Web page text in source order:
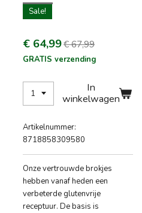
Sale!
€ 64,99€ 67,99
GRATIS verzending
In
winkelwagen
Artikelnummer:
8718858309580
Onze vertrouwde brokjes
hebben vanaf heden een
verbeterde glutenvrije
receptuur. De basis is